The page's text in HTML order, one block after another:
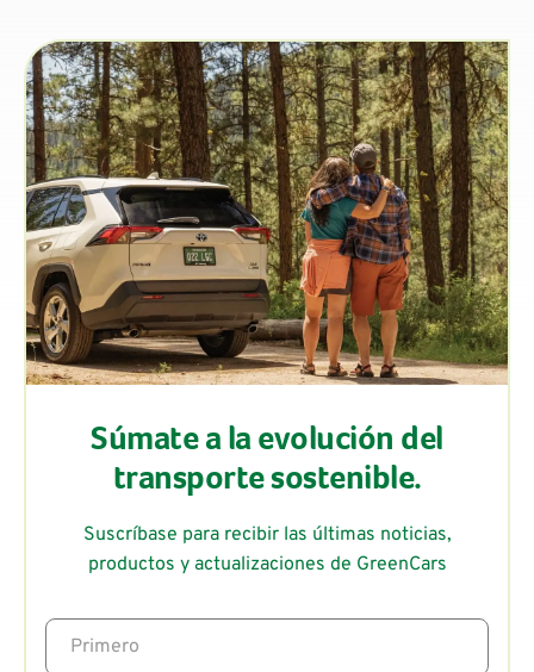
Súmate a la evolución del
transporte sostenible.
Suscríbase para recibir las últimas noticias,
productos y actualizaciones de GreenCars